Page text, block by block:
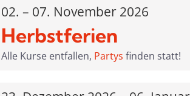
02. – 07. November 2026
Herbstferien
Alle Kurse entfallen, Partys finden statt!